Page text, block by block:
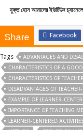
যুক্ত হোন আমাদের ইউটিউব চ্যানেলে
Share Facebook
Tags ADVANTAGES AND
CHARACTERISTICS OF A
CHARACTERISTICS OF
DISADVANTAGES OF
EXAMPLE OF LEARNER-
IMPORTANCE OF TEACHING
LEARNER-CENTERED